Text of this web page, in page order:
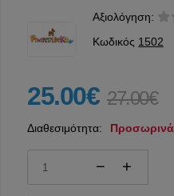
Αξιολόγηση:
Κωδικός 1502
25.00€ 27.00€
Διαθεσιμότητα: Προσωρινά